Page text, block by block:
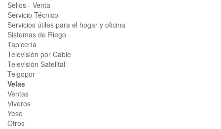
Sellos - Venta
Servicio Técnico
Servicios útiles para el hogar y oficina
Sistemas de Riego
Tapicería
Televisión por Cable
Televisión Satelital
Telgopor
Velas
Ventas
Viveros
Yeso
Otros